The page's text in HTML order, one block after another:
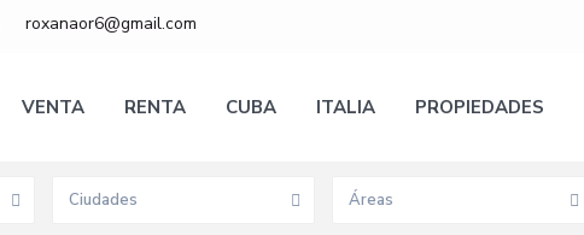
roxanaor6@gmail.com
VENTA RENTA CUBA ITALIA PROPIEDADES
Ciudades Áreas